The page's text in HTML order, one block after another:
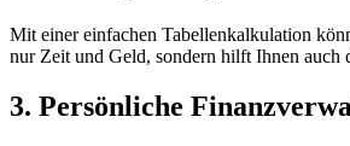
Mit einer einfachen Tabellenkalkulation
nur Zeit und Geld, sondern hilft Ihnen auch
3. Persönliche